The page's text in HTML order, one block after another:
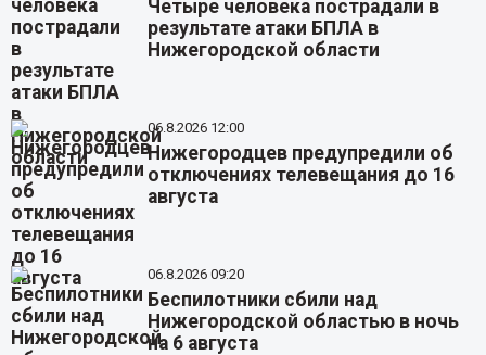
Четыре человека пострадали в
результате атаки БПЛА в
Нижегородской области
06.8.2026 12:00
Нижегородцев предупредили об
отключениях телевещания до 16
августа
06.8.2026 09:20
Беспилотники сбили над
Нижегородской областью в ночь
на 6 августа